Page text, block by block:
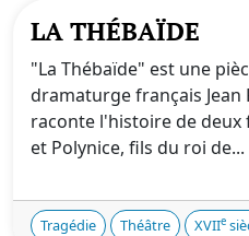
LA THÉBAÏDE
"La Thébaïde" est une
dramaturge français Jean
raconte l'histoire de deux
et Polynice, fils du roi de...
Tragédie Théâtre XVIIe